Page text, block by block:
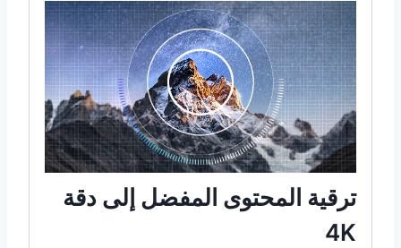
ترقية المحتوى المفضل إلى دقة
4K